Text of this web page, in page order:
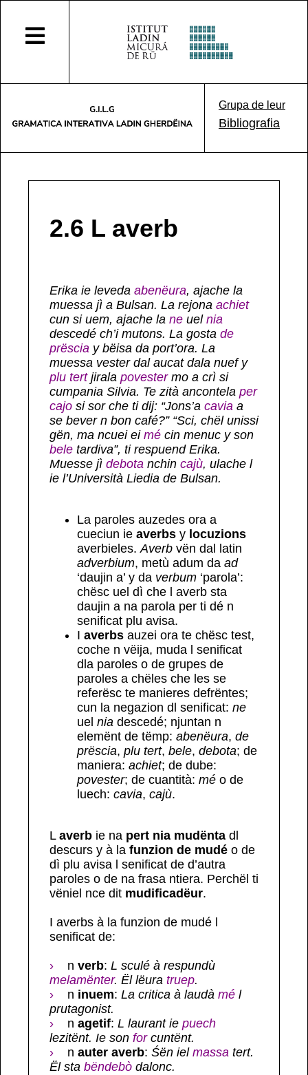
Grupa de leur
Bibliografia
2.6 L averb
Erika ie leveda abenëura, ajache la
muessa jì a Bulsan. La rejona achiet
cun si uem, ajache la ne uel nia
descedé ch’i mutons. La gosta de
prëscia y bëisa da port’ora. La
muessa vester dal aucat dala nuef y
plu tertjirala povestermo a crì si
cumpania Silvia. Te zità ancontela per
cajo si sor che ti dij: “Jons’a cavia a
se bever n bon café?” “Sci, chël unissi
gën, ma ncuei ei mé cin menuc y son
bele tardiva”, ti respuend Erika.
Muesse jì debota nchin cajù, ulache l
ie l’Università Liedia de Bulsan.
La paroles auzedes ora a
cueciun ie averbs y locuzions
averbieles.Averb vën dal latin
adverbium, metù adum da ad
‘daujin a’ y da verbum ‘parola’:
chësc uel dì che l averb sta
daujin a na parola per ti dé n
senificat plu avisa.
I averbs auzei ora te chësc test,
coche n vëija, muda l senificat
dla paroles o de grupes de
paroles a chëles che les se
referësc te manieres defrëntes;
cun la negazion dl senificat: ne
uel nia descedé; njuntan n
elemënt de tëmp: abenëura, de
prëscia, plu tert, bele, debota; de
maniera: achiet; de dube:
povester; de cuantità: mé o de
luech: cavia, cajù.
L averb ie na pert nia mudënta dl
descurs y à la funzion de mudé o de
dì plu avisa l senificat de d’autra
paroles o de na frasa ntiera. Perchël ti
vëniel nce dit mudificadëur.
I averbs à la funzion de mudé l
senificat de:
› n verb: L sculé à respundù
melamënter. Ël lëura truep.
› n inuem: La critica à laudà mé l
prutagonist.
› n agetif: L laurant ie puech
lezitënt. Ie son forcuntënt.
› n auter averb: Śën iel massa tert.
Ël sta bëndebò dalonc.